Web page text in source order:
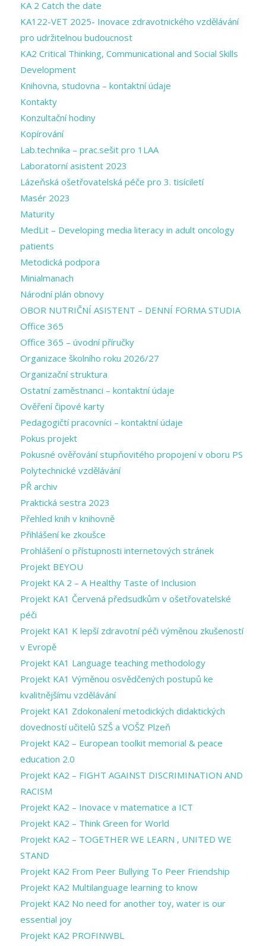
KA 2 Catch the date
KA122-VET 2025- Inovace zdravotnického vzdělávání
pro udržitelnou budoucnost
KA2 Critical Thinking, Communicational and Social Skills
Development
Knihovna, studovna – kontaktní údaje
Kontakty
Konzultační hodiny
Kopírování
Lab.technika – prac.sešit pro 1LAA
Laboratorní asistent 2023
Lázeňská ošetřovatelská péče pro 3. tisíciletí
Masér 2023
Maturity
MedLit – Developing media literacy in adult oncology
patients
Metodická podpora
Minialmanach
Národní plán obnovy
OBOR NUTRIČNÍ ASISTENT – DENNÍ FORMA STUDIA
Office 365
Office 365 – úvodní příručky
Organizace školního roku 2026/27
Organizační struktura
Ostatní zaměstnanci – kontaktní údaje
Ověření čipové karty
Pedagogičtí pracovníci – kontaktní údaje
Pokus projekt
Pokusné ověřování stupňovitého propojení v oboru PS
Polytechnické vzdělávání
PŘ archiv
Praktická sestra 2023
Přehled knih v knihovně
Přihlášení ke zkoušce
Prohlášení o přístupnosti internetových stránek
Projekt BEYOU
Projekt KA 2 – A Healthy Taste of Inclusion
Projekt KA1 Červená předsudkům v ošetřovatelské
péči
Projekt KA1 K lepší zdravotní péči výměnou zkušeností
v Evropě
Projekt KA1 Language teaching methodology
Projekt KA1 Výměnou osvědčených postupů ke
kvalitnějšímu vzdělávání
Projekt KA1 Zdokonalení metodických didaktických
dovedností učitelů SZŠ a VOŠZ Plzeň
Projekt KA2 – European toolkit memorial & peace
education 2.0
Projekt KA2 – FIGHT AGAINST DISCRIMINATION AND
RACISM
Projekt KA2 – Inovace v matematice a ICT
Projekt KA2 – Think Green for World
Projekt KA2 – TOGETHER WE LEARN , UNITED WE
STAND
Projekt KA2 From Peer Bullying To Peer Friendship
Projekt KA2 Multilanguage learning to know
Projekt KA2 No need for another toy, water is our
essential joy
Projekt KA2 PROFINWBL